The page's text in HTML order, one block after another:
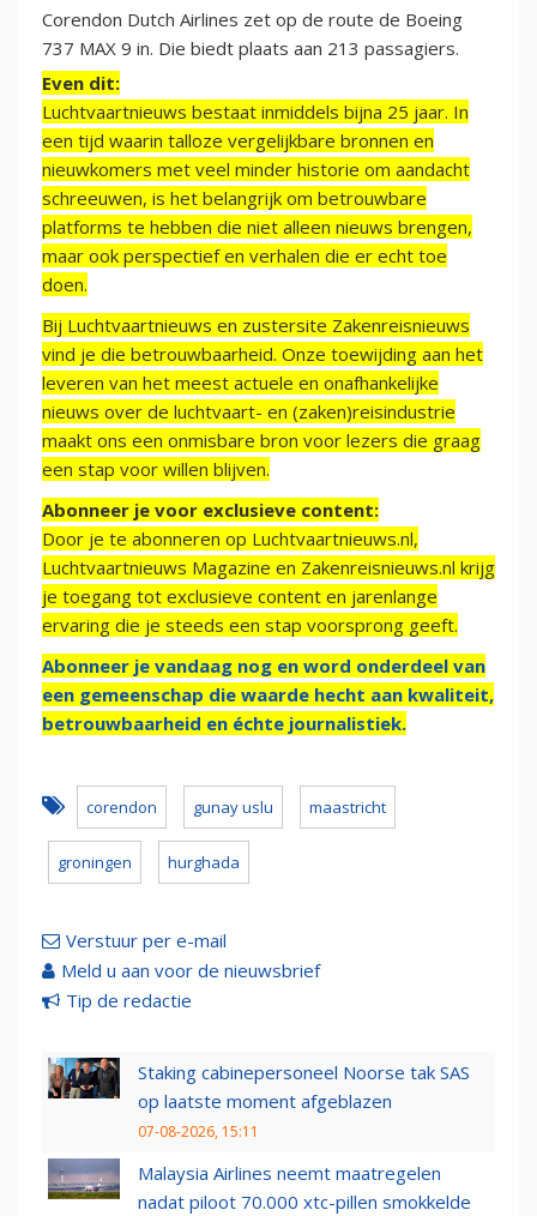
Corendon Dutch Airlines zet op de route de Boeing
737 MAX 9 in. Die biedt plaats aan 213 passagiers.
Even dit:
Luchtvaartnieuws bestaat inmiddels bijna 25 jaar. In
een tijd waarin talloze vergelijkbare bronnen en
nieuwkomers met veel minder historie om aandacht
schreeuwen, is het belangrijk om betrouwbare
platforms te hebben die niet alleen nieuws brengen,
maar ook perspectief en verhalen die er echt toe
doen.
Bij Luchtvaartnieuws en zustersite Zakenreisnieuws
vind je die betrouwbaarheid. Onze toewijding aan het
leveren van het meest actuele en onafhankelijke
nieuws over de luchtvaart- en (zaken)reisindustrie
maakt ons een onmisbare bron voor lezers die graag
een stap voor willen blijven.
Abonneer je voor exclusieve content:
Door je te abonneren op Luchtvaartnieuws.nl,
Luchtvaartnieuws Magazine en Zakenreisnieuws.nl krijg
je toegang tot exclusieve content en jarenlange
ervaring die je steeds een stap voorsprong geeft.
Abonneer je vandaag nog en word onderdeel van
een gemeenschap die waarde hecht aan kwaliteit,
betrouwbaarheid en échte journalistiek.
corendon gunay uslu maastricht
groningen hurghada
Verstuur per e-mail
Meld u aan voor de nieuwsbrief
Tip de redactie
Staking cabinepersoneel Noorse tak SAS
op laatste moment afgeblazen
07-08-2026, 15:11
Malaysia Airlines neemt maatregelen
nadat piloot 70.000 xtc-pillen smokkelde